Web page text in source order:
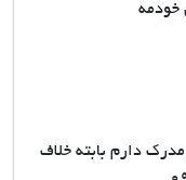
خودمه
دارم بابته خلاف